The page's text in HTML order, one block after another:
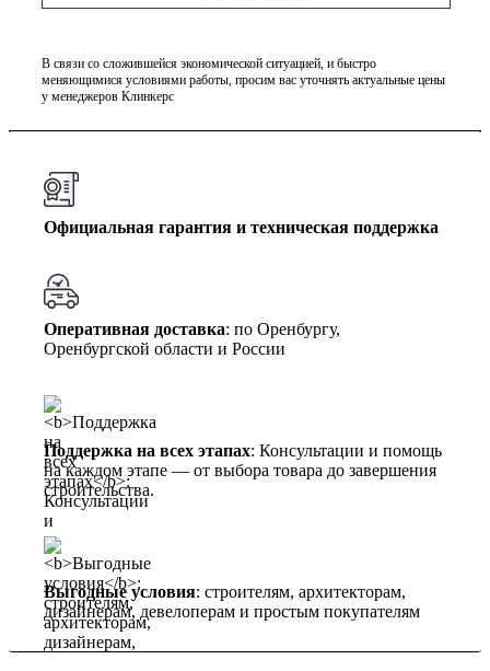
В связи со сложившейся экономической ситуацией, и быстро
меняющимися условиями работы, просим вас уточнять актуальные цены
у менеджеров Клинкерс
Официальная гарантия и техническая поддержка
Оперативная доставка: по Оренбургу,
Оренбургской области и России
Поддержка на всех этапах: Консультации и помощь
на каждом этапе — от выбора товара до завершения
строительства.
Выгодные условия: строителям, архитекторам,
дизайнерам, девелоперам и простым покупателям